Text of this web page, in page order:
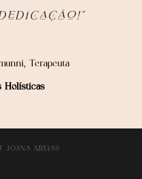
Terapeuta
Holísticas
JoaNa AReias